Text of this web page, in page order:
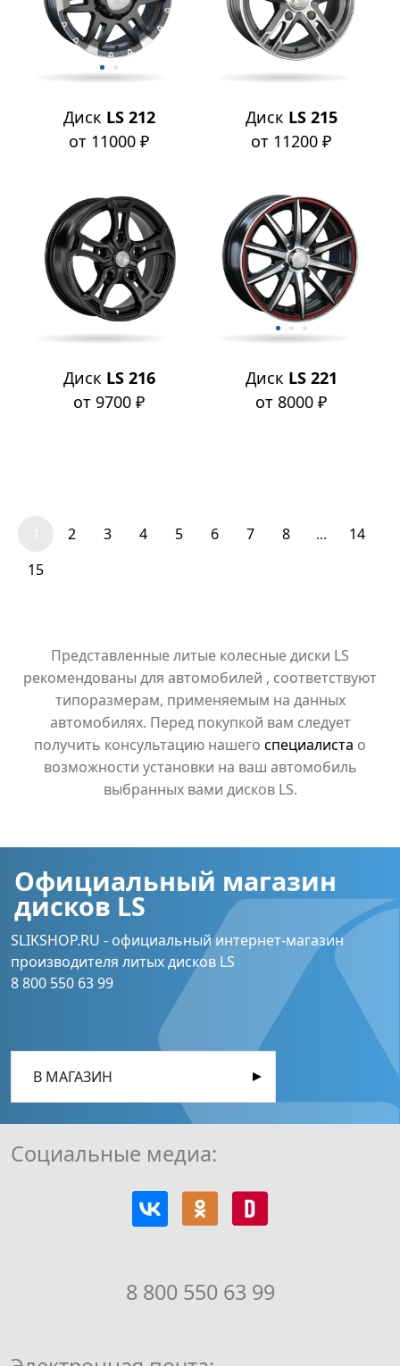
Диск LS 212
от 11000 ₽
Диск LS 215
от 11200 ₽
Диск LS 216
от 9700 ₽
Диск LS 221
от 8000 ₽
2 3 4 5 6 7 8 ...
14
15
Представленные литые колесные диски LS
рекомендованы для автомобилей , соответствуют
типоразмерам, применяемым на данных
автомобилях. Перед покупкой вам следует
получить консультацию нашего специалиста о
возможности установки на ваш автомобиль
выбранных вами дисков LS.
Официальный магазин
дисков LS
SLIKSHOP.RU - официальный интернет-магазин
производителя литых дисков LS
8 800 550 63 99
В МАГАЗИН
8 800 550 63 99
Социальные медиа: